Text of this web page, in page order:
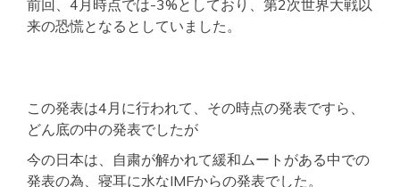
前回、4月時点では-3%としており、第2次世界大戦以
来の恐慌となるとしていました。
この発表は4月に行われて、その時点の発表ですら、
どん底の中の発表でしたが
今の日本は、自粛が解かれて緩和ムートがある中での
発表の為、寝耳に水なIMFからの発表でした。